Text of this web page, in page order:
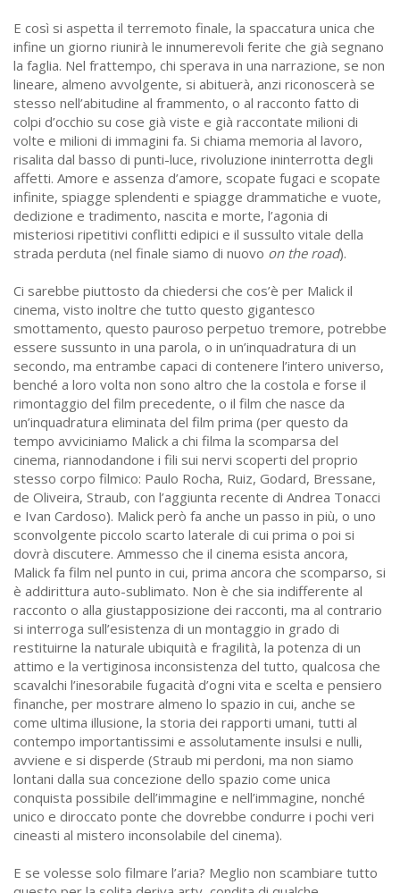
E così si aspetta il terremoto finale, la spaccatura unica che
infine un giorno riunirà le innumerevoli ferite che già segnano
la faglia. Nel frattempo, chi sperava in una narrazione, se non
lineare, almeno avvolgente, si abituerà, anzi riconoscerà se
stesso nell’abitudine al frammento, o al racconto fatto di
colpi d’occhio su cose già viste e già raccontate milioni di
volte e milioni di immagini fa. Si chiama memoria al lavoro,
risalita dal basso di punti-luce, rivoluzione ininterrotta degli
affetti. Amore e assenza d’amore, scopate fugaci e scopate
infinite, spiagge splendenti e spiagge drammatiche e vuote,
dedizione e tradimento, nascita e morte, l’agonia di
misteriosi ripetitivi conflitti edipici e il sussulto vitale della
strada perduta (nel finale siamo di nuovo on the road).
Ci sarebbe piuttosto da chiedersi che cos’è per Malick il
cinema, visto inoltre che tutto questo gigantesco
smottamento, questo pauroso perpetuo tremore, potrebbe
essere sussunto in una parola, o in un’inquadratura di un
secondo, ma entrambe capaci di contenere l’intero universo,
benché a loro volta non sono altro che la costola e forse il
rimontaggio del film precedente, o il film che nasce da
un’inquadratura eliminata del film prima (per questo da
tempo avviciniamo Malick a chi filma la scomparsa del
cinema, riannodandone i fili sui nervi scoperti del proprio
stesso corpo filmico: Paulo Rocha, Ruiz, Godard, Bressane,
de Oliveira, Straub, con l’aggiunta recente di Andrea Tonacci
e Ivan Cardoso). Malick però fa anche un passo in più, o uno
sconvolgente piccolo scarto laterale di cui prima o poi si
dovrà discutere. Ammesso che il cinema esista ancora,
Malick fa film nel punto in cui, prima ancora che scomparso, si
è addirittura auto-sublimato. Non è che sia indifferente al
racconto o alla giustapposizione dei racconti, ma al contrario
si interroga sull’esistenza di un montaggio in grado di
restituirne la naturale ubiquità e fragilità, la potenza di un
attimo e la vertiginosa inconsistenza del tutto, qualcosa che
scavalchi l’inesorabile fugacità d’ogni vita e scelta e pensiero
finanche, per mostrare almeno lo spazio in cui, anche se
come ultima illusione, la storia dei rapporti umani, tutti al
contempo importantissimi e assolutamente insulsi e nulli,
avviene e si disperde (Straub mi perdoni, ma non siamo
lontani dalla sua concezione dello spazio come unica
conquista possibile dell’immagine e nell’immagine, nonché
unico e diroccato ponte che dovrebbe condurre i pochi veri
cineasti al mistero inconsolabile del cinema).
E se volesse solo filmare l’aria? Meglio non scambiare tutto